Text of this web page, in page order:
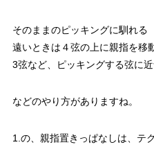
そのままのピッキングに馴れる
遠いときは４弦の上に親指を移
3弦など、ピッキングする弦に
などのやり方がありますね。
1.の、親指置きっぱなしは、テ